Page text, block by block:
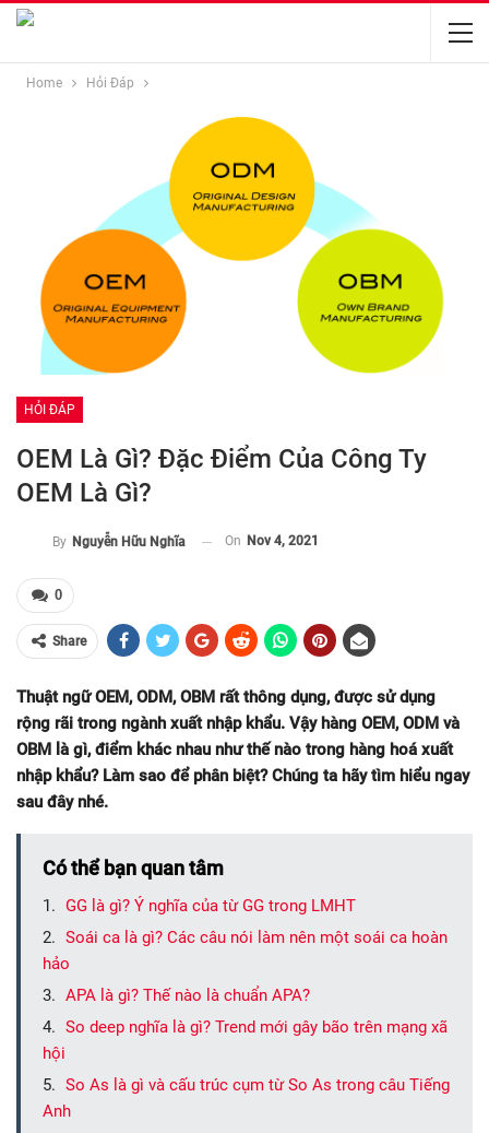
Home Hỏi Đáp
HỎI ĐÁP
OEM Là Gì? Đặc Điểm Của Công Ty
OEM Là Gì?
By Nguyễn Hữu Nghĩa On Nov 4, 2021
0
Share
Thuật ngữ OEM, ODM, OBM rất thông dụng, được sử dụng
rộng rãi trong ngành xuất nhập khẩu. Vậy hàng OEM, ODM và
OBM là gì, điểm khác nhau như thế nào trong hàng hoá xuất
nhập khẩu? Làm sao để phân biệt? Chúng ta hãy tìm hiểu ngay
sau đây nhé.
Có thể bạn quan tâm
GG là gì? Ý nghĩa của từ GG trong LMHT
Soái ca là gì? Các câu nói làm nên một soái ca hoàn
hảo
APA là gì? Thế nào là chuẩn APA?
So deep nghĩa là gì? Trend mới gây bão trên mạng xã
hội
So As là gì và cấu trúc cụm từ So As trong câu Tiếng
Anh